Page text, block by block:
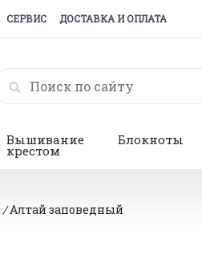
СЕРВИС ДОСТАВКА И ОПЛАТА
Вышивание
крестом
Блокноты
/Алтай заповедный